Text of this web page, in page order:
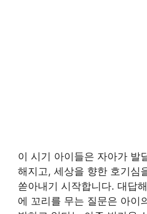
이 시기 아이들은 자아가 발
해지고, 세상을 향한 호기심
쏟아내기 시작합니다. 대답
에 꼬리를 무는 질문은 아이